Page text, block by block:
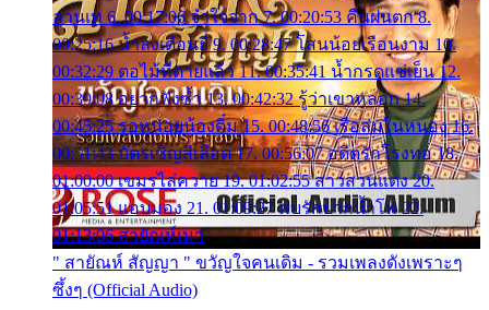
ลานเท 6. 00:17:06 จำใจจาก 7. 00:20:53 คืนฝนตก 8.
00:25:16 น้ำลงเดือนยี่ 9. 00:28:47 โสนน้อยเรือนงาม 10.
00:32:29 ตอไม้ที่ตายแล้ว 11. 00:35:41 น้ำกรดแช่เย็น 12.
00:39:08 อยากฟังซ้ำ 13. 00:42:32 รู้ว่าเขาหลอก 14.
00:45:25 รอหน่อยน้องติ๋ม 15. 00:48:56 เรือล่มในหนอง 16.
00:51:43 บัตรเชิญสีเลือด 17. 00:56:07 อดีตรักโรงทอ 18.
01:00:00 เขมรไล่ควาย 19. 01:02:55 สาวสวนแตง 20.
01:05:51 แอบมอง 21. 01:09:27 พบรักปากน้ำโพ 22.
01:13:06 สายัณห์เมา
" สายัณห์ สัญญา " ขวัญใจคนเดิม - รวมเพลงดังเพราะๆ
ซึ้งๆ (Official Audio)